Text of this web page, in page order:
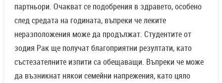
партньори. Очакват се подобрения в здравето, особено
след средата на годината, въпреки че леките
неразположения може да продължат. Студентите от
зодия Рак ще получат благоприятни резултати, като
състезателните изпити са обещаващи. Въпреки че може
да възникнат някои семейни напрежения, като цяло